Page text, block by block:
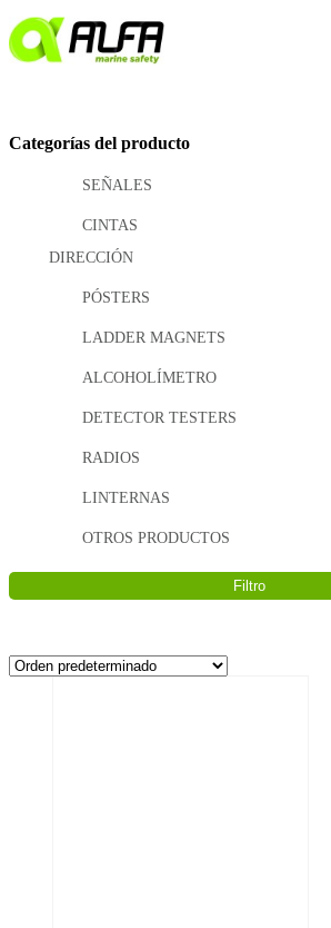
Skip
to
content
Categorías del producto
SEÑALES
CINTAS
DIRECCIÓN
PÓSTERS
OTROS PRODUCTOS
LADDER MAGNETS
ALCOHOLÍMETRO
DETECTOR TESTERS
RADIOS
LINTERNAS
Filtro